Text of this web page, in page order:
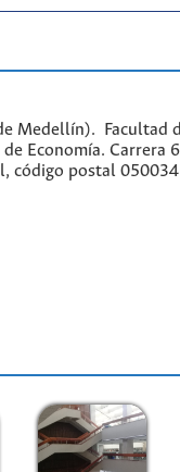
Medellín). Facultad
Economía. Carrera
código postal